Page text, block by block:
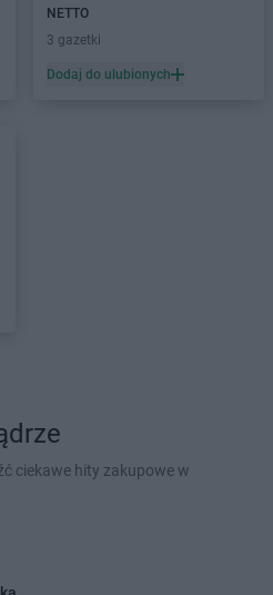
NETTO
3 gazetki
Dodaj do ulubionych
ciekawe hity zakupowe w